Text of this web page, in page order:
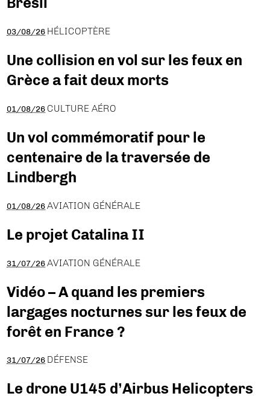
03/08/26 HÉLICOPTÈRE
Une collision en vol sur les feux en
Grèce a fait deux morts
01/08/26 CULTURE AÉRO
Un vol commémoratif pour le
centenaire de la traversée de
Lindbergh
01/08/26 AVIATION GÉNÉRALE
Le projet Catalina II
31/07/26 AVIATION GÉNÉRALE
Vidéo – A quand les premiers
largages nocturnes sur les feux de
forêt en France ?
31/07/26 DÉFENSE
Le drone U145 d’Airbus Helicopters